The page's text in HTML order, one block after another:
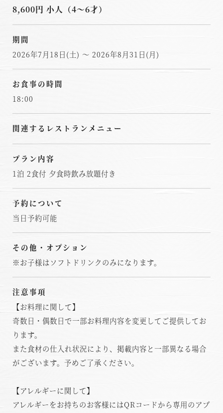
8,600円 小人（4～6才）
期間
2026年7月18日(土) ～ 2026年8月31日(月)
お食事の時間
18:00
関連するレストランメニュー
プラン内容
1泊 2食付 夕食時飲み放題付き
予約について
当日予約可能
その他・オプション
※お子様はソフトドリンクのみになります。
注意事項
【お料理に関して】
奇数日・偶数日で一部お料理内容を変更してご提供してお
ります。
また食材の仕入れ状況により、掲載内容と一部異なる場合
がございます。予めご了承ください。
【アレルギーに関して】
アレルギーをお持ちのお客様にはQRコードから専用のアプ